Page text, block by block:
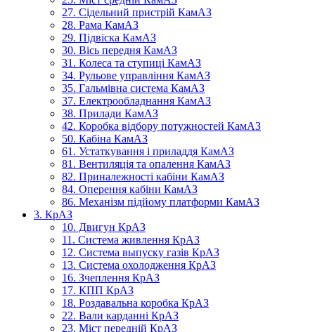
27. Сідельний пристрій КамАЗ
28. Рама КамАЗ
29. Підвіска КамАЗ
30. Вісь передня КамАЗ
31. Колеса та ступиці КамАЗ
34. Рульове управління КамАЗ
35. Гальмівна система КамАЗ
37. Електрообладнання КамАЗ
38. Прилади КамАЗ
42. Коробка відбору потужностей КамАЗ
50. Кабіна КамАЗ
61. Устаткування і приладдя КамАЗ
81. Вентиляція та опалення КамАЗ
82. Приналежності кабіни КамАЗ
84. Оперення кабіни КамАЗ
86. Механізм підйому платформи КамАЗ
3. КрАЗ
10. Двигун КрАЗ
11. Система живлення КрАЗ
12. Система выпуску газів КрАЗ
13. Система охолодження КрАЗ
16. Зчеплення КрАЗ
17. КПП КрАЗ
18. Роздавальна коробка КрАЗ
22. Вали карданні КрАЗ
23. Міст передній КрАЗ